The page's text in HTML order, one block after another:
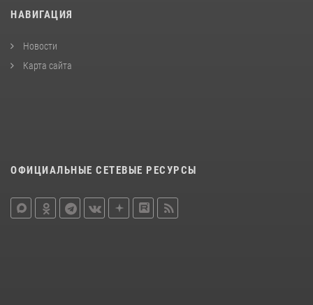
НАВИГАЦИЯ
Новости
Карта сайта
ОФИЦИАЛЬНЫЕ СЕТЕВЫЕ РЕСУРСЫ